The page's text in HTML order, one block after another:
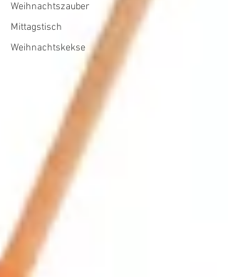
Weihnachtszauber
Mittagstisch
Weihnachtskekse